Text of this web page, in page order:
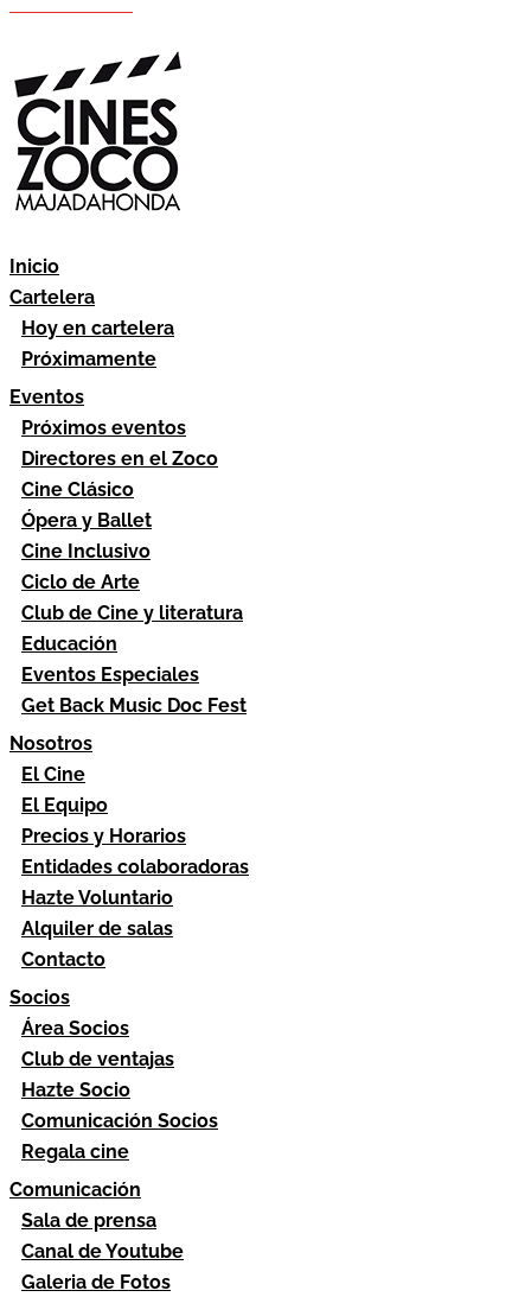
Inicio
Cartelera
Hoy en cartelera
Próximamente
Eventos
Próximos eventos
Directores en el Zoco
Cine Clásico
Ópera y Ballet
Cine Inclusivo
Ciclo de Arte
Club de Cine y literatura
Educación
Eventos Especiales
Get Back Music Doc Fest
Nosotros
El Cine
El Equipo
Precios y Horarios
Entidades colaboradoras
Hazte Voluntario
Alquiler de salas
Contacto
Socios
Área Socios
Club de ventajas
Hazte Socio
Comunicación Socios
Regala cine
Comunicación
Sala de prensa
Canal de Youtube
Galeria de Fotos